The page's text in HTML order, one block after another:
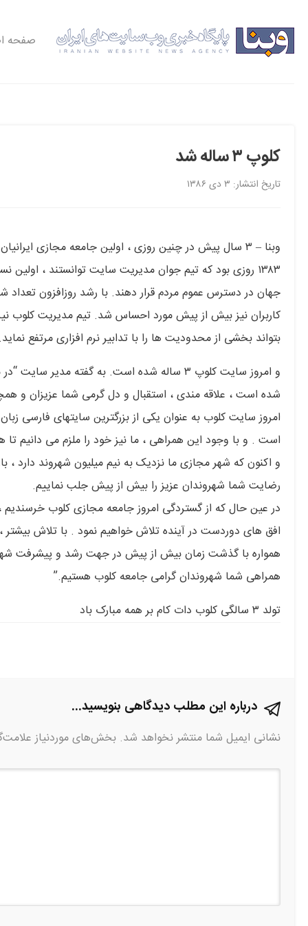
صفحه
کلوپ ۳ ساله شد
تاریخ انتشار: ۳ دی ۱۳۸۶
۱۳۸۳ روزی بود که تیم جوان مدیریت سایت توانستند ،
جهان در دسترس عموم مردم قرار دهند. با رشد روزافزون
کاربران نیز بیش از پیش مورد احساس شد. تیم مدیریت کلوب
بتواند بخشی از محدودیت ها را با تدابیر نرم افزاری مرتفع
شده است ، علاقه مندی ، استقبال و دل گرمی شما عزیزان و
امروز سایت کلوب به عنوان یکی از بزرگترین سایتهای فارسی
است . و با وجود این همراهی ، ما نیز خود را ملزم می دانیم
و اکنون که شهر مجازی ما نزدیک به نیم میلیون شهروند دارد
رضایت شما شهروندان عزیز را بیش از پیش جلب نماییم.
در عین حال که از گستردگی امروز جامعه مجازی کلوب خرسندیم
افق های دوردست در آینده تلاش خواهیم نمود . با تلاش بیشتر
همواره با گذشت زمان بیش از پیش در جهت رشد و پیشرفت شهر
همراهی شما شهروندان گرامی جامعه کلوب هستیم.”
تولد ۳ سالگی کلوب دات کام بر همه مبارک باد
درباره این مطلب دیدگاهی بنویسید...
نشانی ایمیل شما منتشر نخواهد شد. بخش‌های موردنیاز